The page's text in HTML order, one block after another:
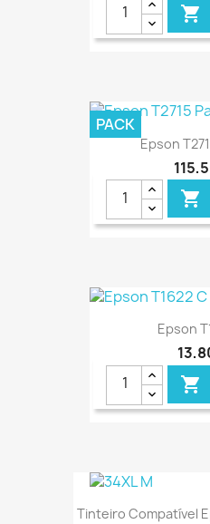

Epson

PACK
Epson

Tinteiro Compatível